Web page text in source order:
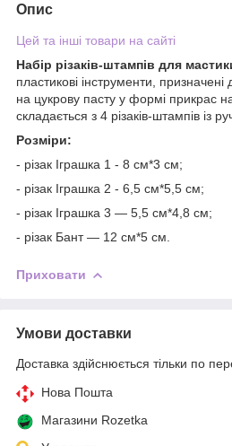
Опис
Цей та інші товари на сайті
Набір різаків-штампів для
пластикові інструменти, призначені
на цукрову пасту у формі прикрас
складається з 4 різаків-штампів із
Розміри:
- різак Іграшка 1 - 8 см*3 см;
- різак Іграшка 2 - 6,5 см*5,5 см;
- різак Іграшка 3 — 5,5 см*4,8 см;
- різак Бант — 12 см*5 см.
Приховати
Умови доставки
Доставка здійснюється тільки по
Нова Пошта
Магазини Rozetka